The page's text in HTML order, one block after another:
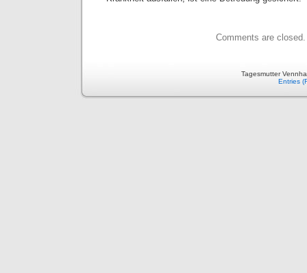
Comments are closed.
Tagesmutter
Entries